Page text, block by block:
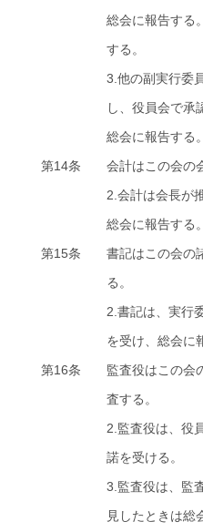
総会に報告する
する。
3.他の副実行委
し、役員会で承
総会に報告する。
第14条
会計はこの会の
2.会計は会長が
総会に報告する。
第15条
書記はこの会の
る。
2.書記は、実行
を受け、総会に
第16条
監査役はこの会
査する。
2.監査役は、役
諾を受ける。
3.監査役は、監
見したときは総